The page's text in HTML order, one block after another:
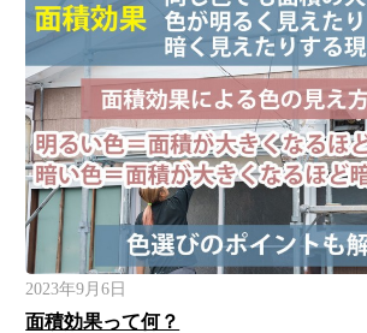
2023年9月6日
面積効果って何？